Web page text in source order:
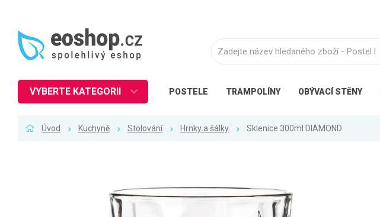
POSTELE TRAMPOLÍNY OBÝVACÍ STĚNY
VYBERTE KATEGORII
Úvod Kuchyně Stolování Hrnky a šálky Sklenice 300ml DIAMOND